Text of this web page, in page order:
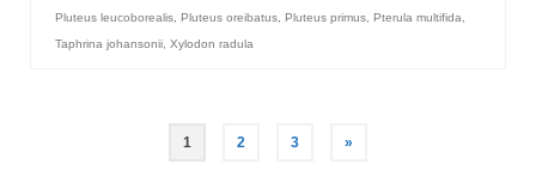
Pluteus leucoborealis Pluteus oreibatus Pluteus primus Pterula multifida
Taphrina johansonii Xylodon radula
Pagination
1 2 3 »